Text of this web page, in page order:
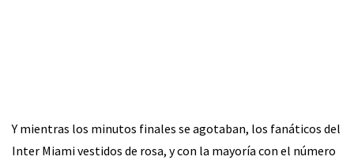
Y mientras los minutos finales se agotaban, los fanáticos del
Inter Miami vestidos de rosa, y con la mayoría con el número